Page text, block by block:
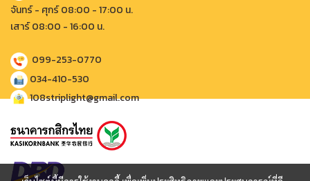
จันทร์ - ศุกร์ 08:00 - 17:00 น.
เสาร์ 08:00 - 16:00 น.
099-253-0770
034-410-530
108striplight@gmail.com